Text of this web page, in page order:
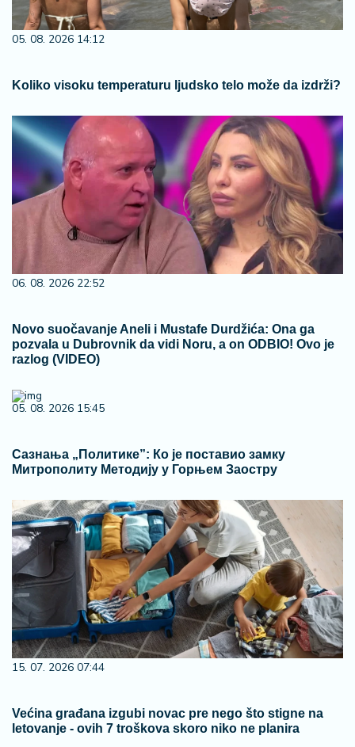
05. 08. 2026 14:12
Koliko visoku temperaturu ljudsko telo može da izdrži?
06. 08. 2026 22:52
Novo suočavanje Aneli i Mustafe Durdžića: Ona ga
pozvala u Dubrovnik da vidi Noru, a on ODBIO! Ovo je
razlog (VIDEO)
05. 08. 2026 15:45
Сазнања „Политике”: Ко је поставио замку
Митрополиту Методију у Горњем Заостру
15. 07. 2026 07:44
Većina građana izgubi novac pre nego što stigne na
letovanje - ovih 7 troškova skoro niko ne planira